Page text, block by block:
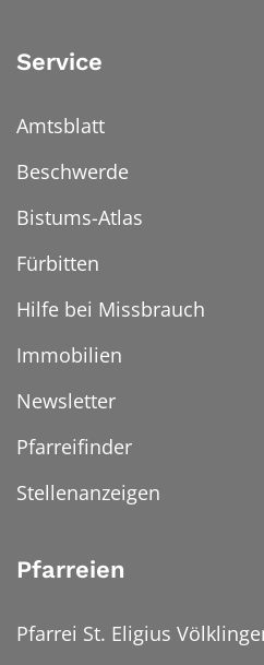
Service
Amtsblatt
Beschwerde
Bistums-Atlas
Fürbitten
Hilfe bei Missbrauch
Immobilien
Newsletter
Pfarreifinder
Stellenanzeigen
Pfarreien
Pfarrei St. Eligius